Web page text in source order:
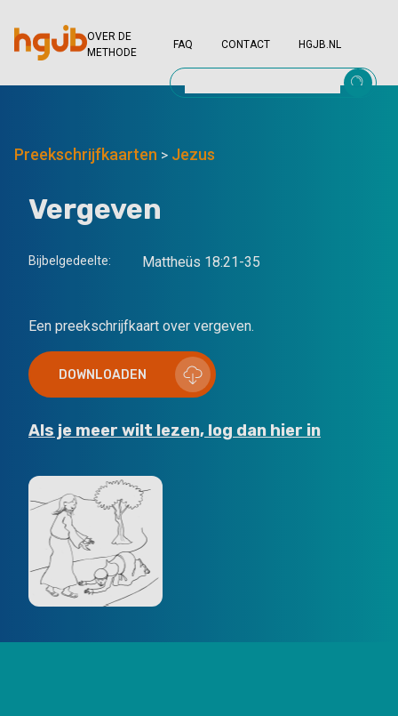
OVER DE
METHODE
FAQ CONTACT HGJB.NL
Preekschrijfkaarten > Jezus
Vergeven
Bijbelgedeelte: Mattheüs 18:21-35
Een preekschrijfkaart over vergeven.
DOWNLOADEN
Als je meer wilt lezen, log dan hier in